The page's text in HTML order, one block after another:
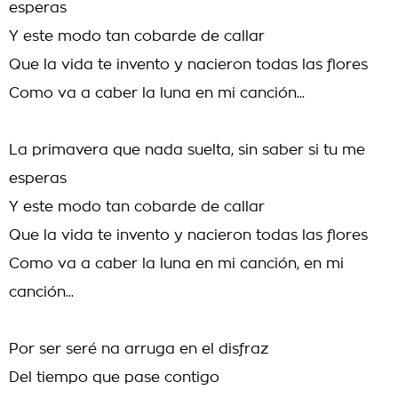
esperas
Y este modo tan cobarde de callar
Que la vida te invento y nacieron todas las flores
Como va a caber la luna en mi canción...
La primavera que nada suelta, sin saber si tu me
esperas
Y este modo tan cobarde de callar
Que la vida te invento y nacieron todas las flores
Como va a caber la luna en mi canción, en mi
canción...
Por ser seré na arruga en el disfraz
Del tiempo que pase contigo